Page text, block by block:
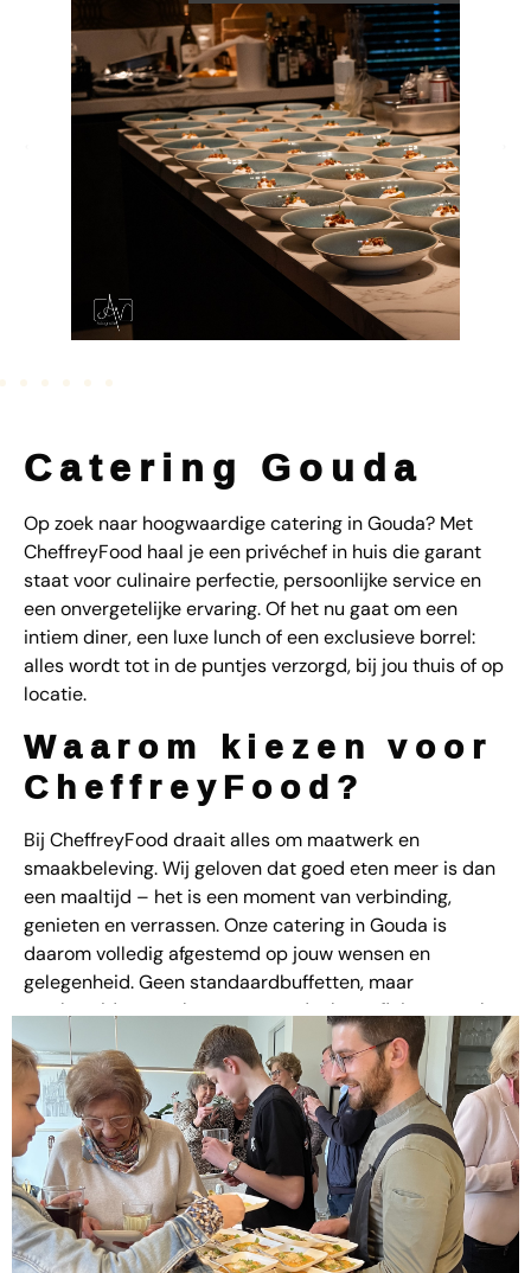
Catering Gouda
Op zoek naar hoogwaardige catering in Gouda? Met
CheffreyFood haal je een privéchef in huis die garant
staat voor culinaire perfectie, persoonlijke service en
een onvergetelijke ervaring. Of het nu gaat om een
intiem diner, een luxe lunch of een exclusieve borrel:
alles wordt tot in de puntjes verzorgd, bij jou thuis of op
locatie.
Waarom kiezen voor
CheffreyFood?
Bij CheffreyFood draait alles om maatwerk en
smaakbeleving. Wij geloven dat goed eten meer is dan
een maaltijd – het is een moment van verbinding,
genieten en verrassen. Onze catering in Gouda is
daarom volledig afgestemd op jouw wensen en
gelegenheid. Geen standaardbuffetten, maar
versbereide gerechten met aandacht en flair, gemaakt
van seizoensproducten en lokale ingrediënten.
Voor elke
gelegenheid
Onze catering is geschikt voor onder andere:
Verjaardagen& Jubilea
Bedrijfslunchesof -diners